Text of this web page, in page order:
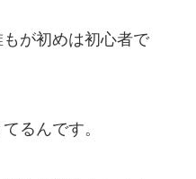
が初めは初心者で
るんです。